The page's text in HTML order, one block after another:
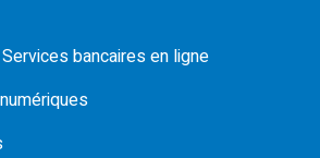
bancaires en ligne